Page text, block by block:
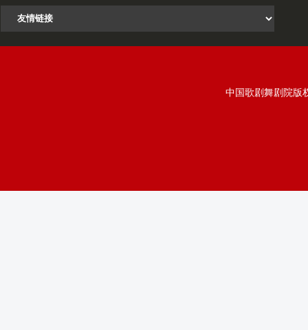
中国歌剧舞剧院版